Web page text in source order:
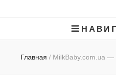
Главная / MilkBaby.com.ua